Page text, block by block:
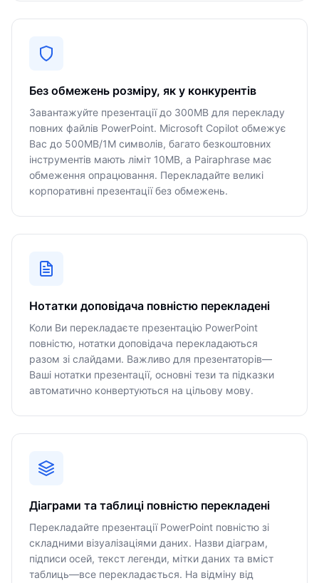
Без обмежень розміру, як у конкурентів
Завантажуйте презентації до 300MB для перекладу
повних файлів PowerPoint. Microsoft Copilot обмежує
Вас до 500MB/1M символів, багато безкоштовних
інструментів мають ліміт 10MB, а Pairaphrase має
обмеження опрацювання. Перекладайте великі
корпоративні презентації без обмежень.
Нотатки доповідача повністю перекладені
Коли Ви перекладаєте презентацію PowerPoint
повністю, нотатки доповідача перекладаються
разом зі слайдами. Важливо для презентаторів—
Ваші нотатки презентації, основні тези та підказки
автоматично конвертуються на цільову мову.
Діаграми та таблиці повністю перекладені
Перекладайте презентації PowerPoint повністю зі
складними візуалізаціями даних. Назви діаграм,
підписи осей, текст легенди, мітки даних та вміст
таблиць—все перекладається. На відміну від